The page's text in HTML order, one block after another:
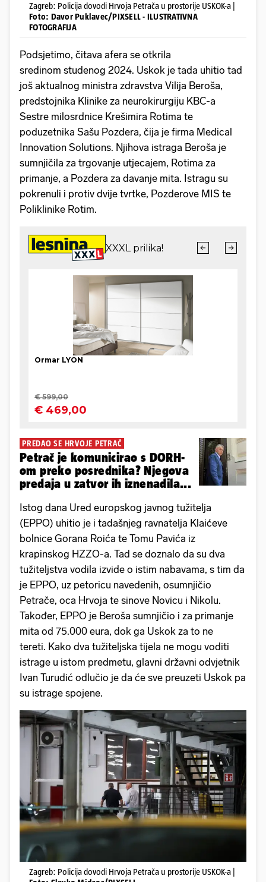
Zagreb: Policija dovodi Hrvoja Petrača u prostorije USKOK-a |
Foto: Davor Puklavec/PIXSELL - ILUSTRATIVNA
FOTOGRAFIJA
Podsjetimo, čitava afera se otkrila
sredinom studenog 2024. Uskok je tada uhitio tad
još aktualnog ministra zdravstva Vilija Beroša,
predstojnika Klinike za neurokirurgiju KBC-a
Sestre milosrdnice Krešimira Rotima te
poduzetnika Sašu Pozdera, čija je firma Medical
Innovation Solutions. Njihova istraga Beroša je
sumnjičila za trgovanje utjecajem, Rotima za
primanje, a Pozdera za davanje mita. Istragu su
pokrenuli i protiv dvije tvrtke, Pozderove MIS te
Poliklinike Rotim.
PREDAO SE HRVOJE PETRAČ
Petrač je komunicirao s DORH-
om preko posrednika? Njegova
predaja u zatvor ih iznenadila...
Istog dana Ured europskog javnog tužitelja
(EPPO) uhitio je i tadašnjeg ravnatelja Klaićeve
bolnice Gorana Roića te Tomu Pavića iz
krapinskog HZZO-a. Tad se doznalo da su dva
tužiteljstva vodila izvide o istim nabavama, s tim da
je EPPO, uz petoricu navedenih, osumnjičio
Petrače, oca Hrvoja te sinove Novicu i Nikolu.
Također, EPPO je Beroša sumnjičio i za primanje
mita od 75.000 eura, dok ga Uskok za to ne
tereti. Kako dva tužiteljska tijela ne mogu voditi
istrage u istom predmetu, glavni državni odvjetnik
Ivan Turudić odlučio je da će sve preuzeti Uskok pa
su istrage spojene.
Zagreb: Policija dovodi Hrvoja Petrača u prostorije USKOK-a |